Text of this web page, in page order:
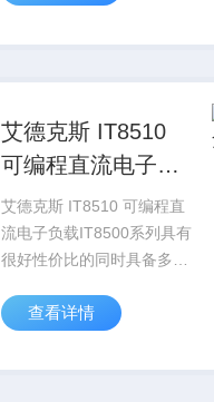
测试功能，可应用于LED
艾德克斯 IT8510
可编程直流电子负
载
艾德克斯 IT8510 可编程直
流电子负载IT8500系列具有
很好性价比的同时具备多种
客户多元化的测试需求：可
压、定功率、定电流、定电
查看详情